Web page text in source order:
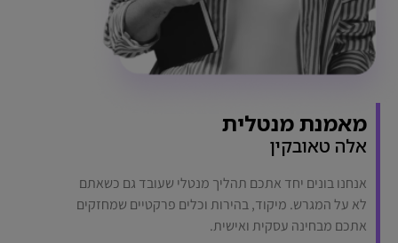
מאמנת מנטלית
אלה טאובקין
אנחנו בונים יחד אתכם תהליך מנטלי שעובד גם כשאתם
לא על המגרש. מיקוד, בהירות וכלים פרקטיים שמחזקים
אתכם מבחינה עסקית ואישית.